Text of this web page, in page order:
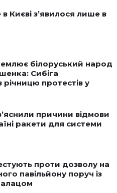
Києві з’явилося лише в
білоруський народ
Сибіга
протестів у
причини відмови
ракети для системи
проти дозволу на
павільйону поруч із